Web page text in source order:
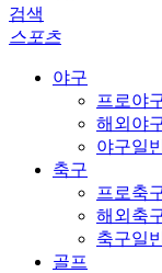
검색
스포츠
야구
프로야
해외야
야구일
축구
프로축
해외축
축구일
골프